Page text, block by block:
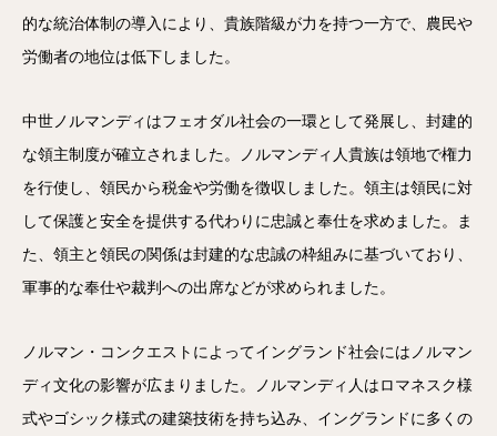
的な統治体制の導入により、貴族階級が力を持つ一方で、農民や
労働者の地位は低下しました。
中世ノルマンディはフェオダル社会の一環として発展し、封建的
な領主制度が確立されました。ノルマンディ人貴族は領地で権力
を行使し、領民から税金や労働を徴収しました。領主は領民に対
して保護と安全を提供する代わりに忠誠と奉仕を求めました。ま
た、領主と領民の関係は封建的な忠誠の枠組みに基づいており、
軍事的な奉仕や裁判への出席などが求められました。
ノルマン・コンクエストによってイングランド社会にはノルマン
ディ文化の影響が広まりました。ノルマンディ人はロマネスク様
式やゴシック様式の建築技術を持ち込み、イングランドに多くの